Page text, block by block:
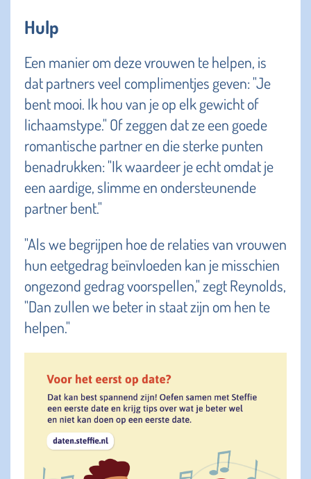
Hulp
Een manier om deze vrouwen te helpen, is
dat partners veel complimentjes geven: "Je
bent mooi. Ik hou van je op elk gewicht of
lichaamstype." Of zeggen dat ze een goede
romantische partner en die sterke punten
benadrukken: "Ik waardeer je echt omdat je
een aardige, slimme en ondersteunende
partner bent."
"Als we begrijpen hoe de relaties van vrouwen
hun eetgedrag beïnvloeden kan je misschien
ongezond gedrag voorspellen," zegt Reynolds,
"Dan zullen we beter in staat zijn om hen te
helpen."